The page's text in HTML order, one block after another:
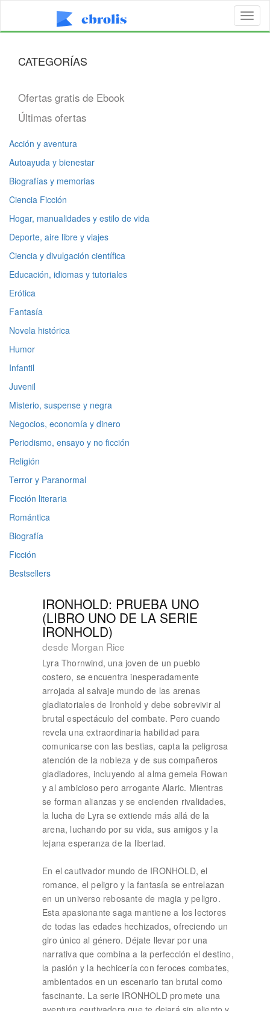
CATEGORÍAS
Ofertas gratis de Ebook
Últimas ofertas
Acción y aventura
Autoayuda y bienestar
Biografías y memorias
Ciencia Ficción
Hogar, manualidades y estilo de vida
Deporte, aire libre y viajes
Ciencia y divulgación científica
Educación, idiomas y tutoriales
Erótica
Fantasía
Novela histórica
Humor
Infantil
Juvenil
Misterio, suspense y negra
Negocios, economía y dinero
Periodismo, ensayo y no ficción
Religión
Terror y Paranormal
Ficción literaria
Romántica
Biografía
Ficción
Bestsellers
IRONHOLD: PRUEBA UNO
(LIBRO UNO DE LA SERIE
IRONHOLD)
desde Morgan Rice
Lyra Thornwind, una joven de un pueblo
costero, se encuentra inesperadamente
arrojada al salvaje mundo de las arenas
gladiatoriales de Ironhold y debe sobrevivir al
brutal espectáculo del combate. Pero cuando
revela una extraordinaria habilidad para
comunicarse con las bestias, capta la peligrosa
atención de la nobleza y de sus compañeros
gladiadores, incluyendo al alma gemela Rowan
y al ambicioso pero arrogante Alaric. Mientras
se forman alianzas y se encienden rivalidades,
la lucha de Lyra se extiende más allá de la
arena, luchando por su vida, sus amigos y la
lejana esperanza de la libertad.
En el cautivador mundo de IRONHOLD, el
romance, el peligro y la fantasía se entrelazan
en un universo rebosante de magia y peligro.
Esta apasionante saga mantiene a los lectores
de todas las edades hechizados, ofreciendo un
giro único al género. Déjate llevar por una
narrativa que combina a la perfección el destino,
la pasión y la hechicería con feroces combates,
ambientados en un escenario tan brutal como
fascinante. La serie IRONHOLD promete una